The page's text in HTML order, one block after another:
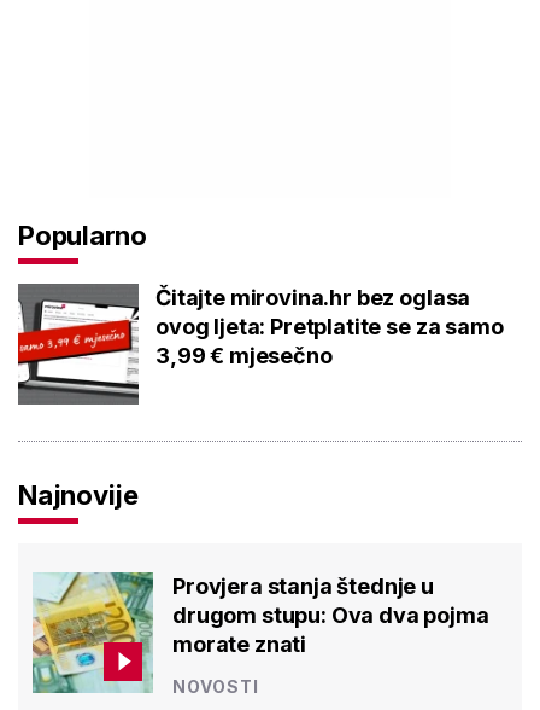
Popularno
Čitajte mirovina.hr bez oglasa
ovog ljeta: Pretplatite se za samo
3,99 € mjesečno
Najnovije
Provjera stanja štednje u
drugom stupu: Ova dva pojma
morate znati
NOVOSTI